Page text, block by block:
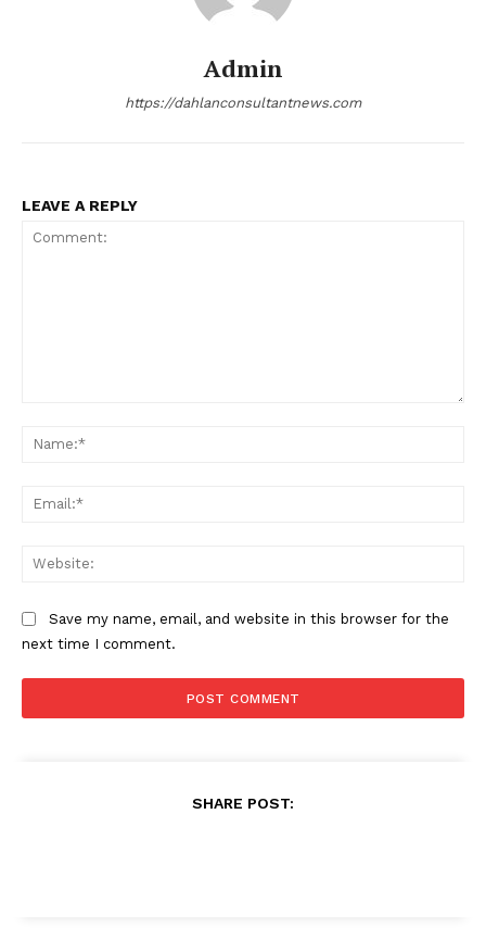
Admin
https://dahlanconsultantnews.com
LEAVE A REPLY
Save my name, email, and website in this browser for the
next time I comment.
SHARE POST: